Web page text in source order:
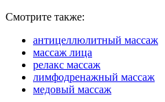
Смотрите также:
антицеллюлитный массаж
массаж лица
релакс массаж
лимфодренажный массаж
медовый массаж